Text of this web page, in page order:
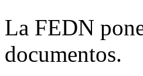
La FEDN
documentos.